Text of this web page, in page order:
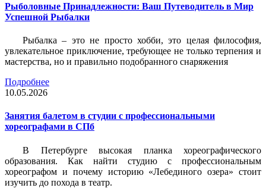
Рыболовные Принадлежности: Ваш Путеводитель в Мир
Успешной Рыбалки
Рыбалка – это не просто хобби, это целая философия,
увлекательное приключение, требующее не только терпения и
мастерства, но и правильно подобранного снаряжения
Подробнее
10.05.2026
Занятия балетом в студии с профессиональными
хореографами в СПб
В Петербурге высокая планка хореографического
образования. Как найти студию с профессиональным
хореографом и почему историю «Лебединого озера» стоит
изучить до похода в театр.